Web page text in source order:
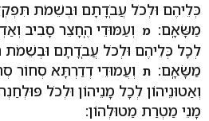
כְּלֵיהֶם וּלְכֹל עֲבֹֽדָתָם וּבְשֵׁמֹת
מַשָּׂאָֽם: מ וְעַמּוּדֵי הֶֽחָצֵר סָבִיב
לְכָל כְּלֵיהֶם וּלְכֹל עֲבֹֽדָתָם
מַשָּׂאָֽם: ת וְעֲמוּדֵי דְדַרְתָּא סְחוֹר
וְאַטוּנֵיהוֹן לְכָל מָנֵיהוֹן וּלְכֹל
מָנֵי מַטְרַת מַטוּלְהוֹן: